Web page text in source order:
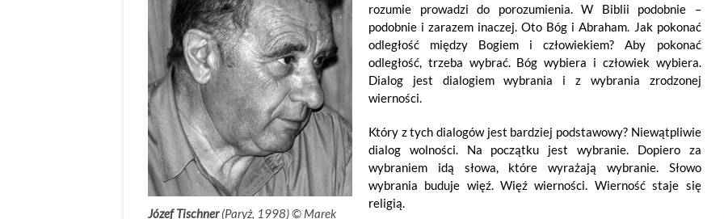
Józef Tischner(Paryż, 1998) © Marek
rozumie prowadzi do porozumienia. W Biblii podobnie –
podobnie i zarazem inaczej. Oto Bóg i Abraham. Jak pokonać
odległość między Bogiem i człowiekiem? Aby pokonać
odległość, trzeba wybrać. Bóg wybiera i człowiek wybiera.
Dialog jest dialogiem wybrania i z wybrania zrodzonej
wierności.
Który z tych dialogów jest bardziej podstawowy? Niewątpliwie
dialog wolności. Na początku jest wybranie. Dopiero za
wybraniem idą słowa, które wyrażają wybranie. Słowo
wybrania buduje więź. Więź wierności. Wierność staje się
religią.